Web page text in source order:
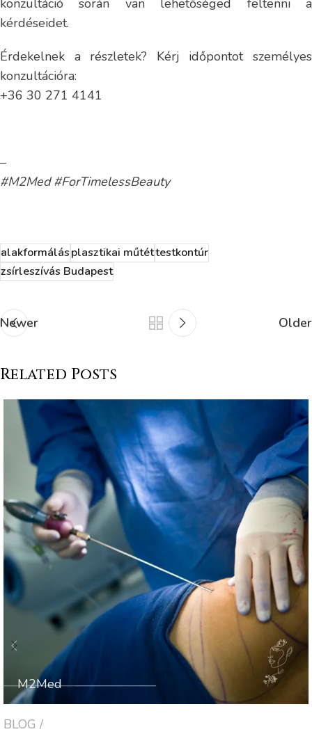
kérdéseidet.
Érdekelnek a részletek? Kérj időpontot személyes
konzultációra:
+36 30 271 4141
–
#M2Med #ForTimelessBeauty
alakformálásplasztikai műtéttestkontúr
zsírleszívás Budapest
Newer Older
Related Posts
M2Med
BLOG